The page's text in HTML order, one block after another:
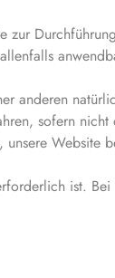
anderen
sofern
ist.